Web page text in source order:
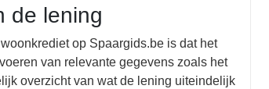
de lening
op Spaargids.be is dat het
van relevante gegevens zoals het
overzicht van wat de lening uiteindelijk